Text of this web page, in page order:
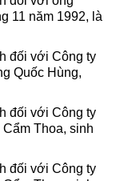
11 năm 1992, là
đối với Công ty
Quốc Hùng,
đối với Công ty
Thoa, sinh
đối với Công ty